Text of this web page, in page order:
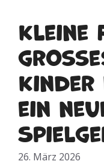
Kleine
ein
26. März 2026